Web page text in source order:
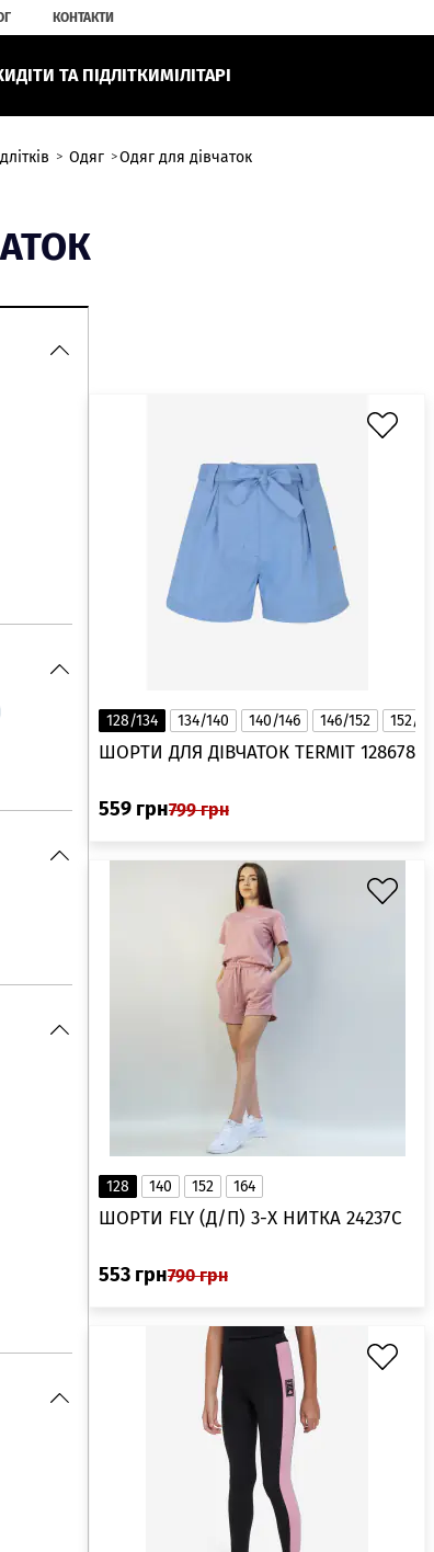
КОНТАКТИ
ДІТИ ТА ПІДЛІТКИМІЛІТАРІ
Одяг Одяг для дівчаток
128/134 134/140 140/146 146/152 152/158
ШОРТИ ДЛЯ ДІВЧАТОК TERMIT 128678
559 грн799 грн
128 140 152 164
ШОРТИ FLY (Д/П) 3-Х НИТКА 24237С
553 грн790 грн